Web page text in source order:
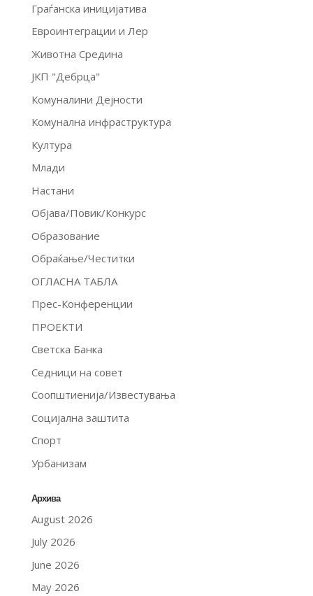
Граѓанска иницијатива
Евроинтеграции и Лер
Животна Средина
ЈКП "Дебрца"
Комуналини Дејности
Комунална инфраструктура
Култура
Млади
Настани
Објава/Повик/Конкурс
Образование
Обраќање/Честитки
ОГЛАСНА ТАБЛА
Прес-Конференции
ПРОЕКТИ
Светска Банка
Седници на совет
Соопштиенија/Известувања
Социјална заштита
Спорт
Урбанизам
Архива
August 2026
July 2026
June 2026
May 2026